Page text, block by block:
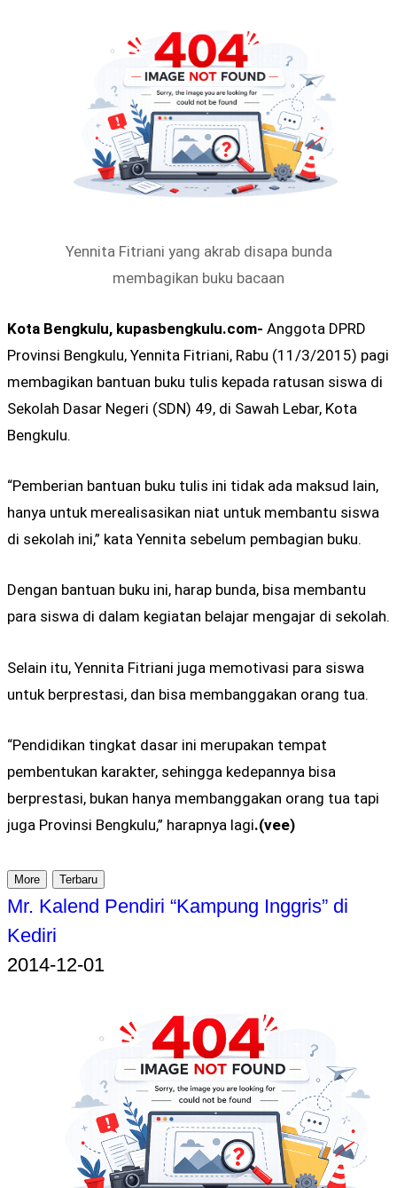
Yennita Fitriani yang akrab disapa bunda
membagikan buku bacaan
Kota Bengkulu, kupasbengkulu.com- Anggota DPRD
Provinsi Bengkulu, Yennita Fitriani, Rabu (11/3/2015) pagi
membagikan bantuan buku tulis kepada ratusan siswa di
Sekolah Dasar Negeri (SDN) 49, di Sawah Lebar, Kota
Bengkulu.
“Pemberian bantuan buku tulis ini tidak ada maksud lain,
hanya untuk merealisasikan niat untu‎k membantu siswa
di sekolah ini,” kata Yennita sebelum pembagian buku.
Dengan bantuan buku ini, harap bunda, bisa membantu
para siswa di dalam kegiatan belajar mengajar di sekolah.
Selain itu, Yennita Fitriani juga memotivasi para siswa
untuk berprestasi, dan bisa membanggakan orang tua.
“Pendidikan tingkat dasar ini merupakan tempat
pembentukan karakter, sehingga kedepannya bisa
berprestasi, bukan hanya membanggakan orang tua tapi
juga Provinsi Bengkulu,” harapnya lagi.(vee)
More Terbaru
Mr. Kalend Pendiri “Kampung Inggris” di
Kediri
2014-12-01